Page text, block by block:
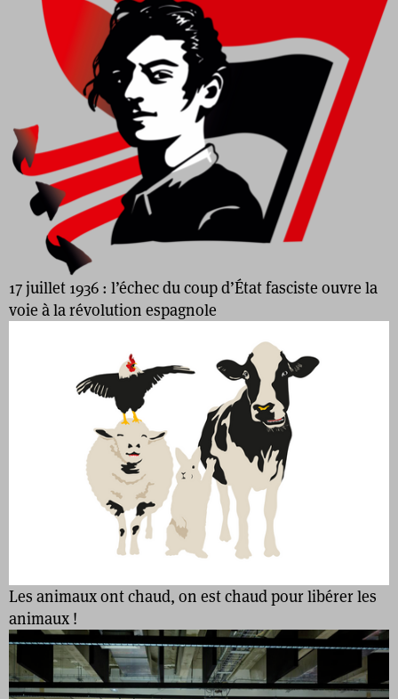
17 juillet 1936 : l’échec du coup d’État fasciste ouvre la
voie à la révolution espagnole
Les animaux ont chaud, on est chaud pour libérer les
animaux !